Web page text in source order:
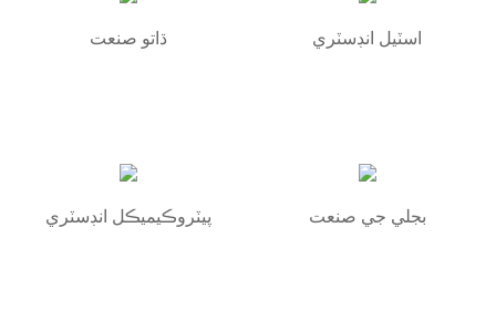
ڌاتو صنعت اسٽيل انڊسٽري
پيٽروڪيميڪل انڊسٽري بجلي جي صنعت